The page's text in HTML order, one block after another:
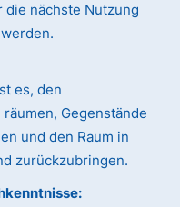
nächste Nutzung
es, den
Gegenstände
und den Raum in
zurückzubringen.